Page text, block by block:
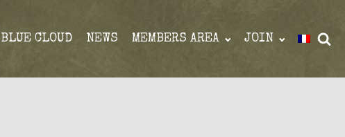
CLOUD NEWS MEMBERS AREA JOIN